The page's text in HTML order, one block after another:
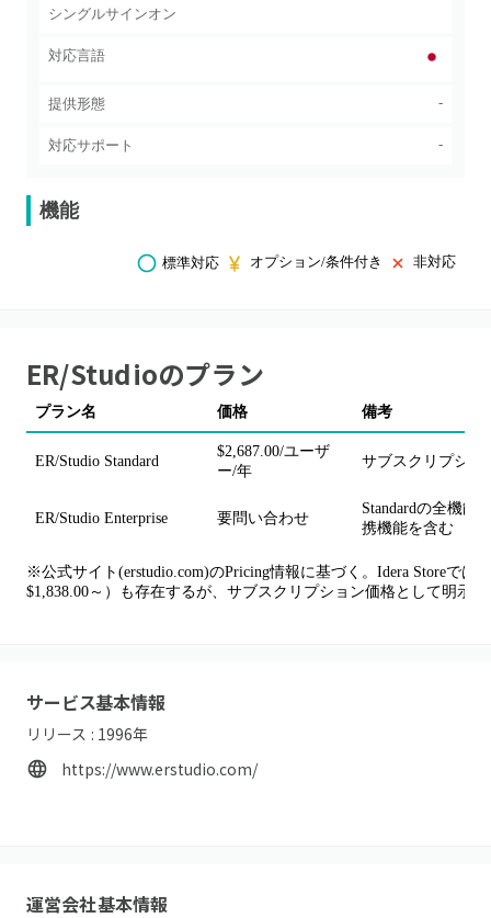
シングルサインオン
対応言語
提供形態 -
対応サポート -
機能
標準対応 オプション/条件付き 非対応
ER/Studioのプラン
プラン名 価格 備考
ER/Studio Standard
$2,687.00/ユーザ
ー/年
サブスクリプショ
ER/Studio Enterprise 要問い合わせ
Standardの全機能
携機能を含む
※公式サイト(erstudio.com)のPricing情報に基づく。Idera Storeでは
$1,838.00～）も存在するが、サブスクリプション価格として明示
サービス基本情報
リリース : 1996年
https://www.erstudio.com/
運営会社基本情報